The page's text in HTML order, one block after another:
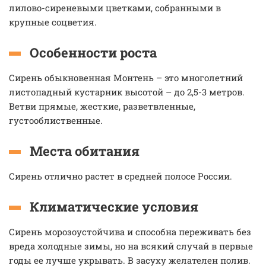
лилово-сиреневыми цветками, собранными в
крупные соцветия.
Особенности роста
Сирень обыкновенная Монтень – это многолетний
листопадный кустарник высотой – до 2,5-3 метров.
Ветви прямые, жесткие, разветвленные,
густооблиственные.
Места обитания
Сирень отлично растет в средней полосе России.
Климатические условия
Сирень морозоустойчива и способна переживать без
вреда холодные зимы, но на всякий случай в первые
годы ее лучше укрывать. В засуху желателен полив.